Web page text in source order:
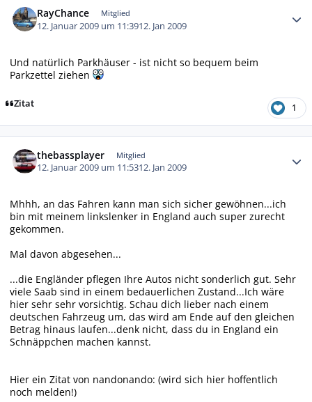
RayChance Mitglied
12. Januar 2009 um 11:3912. Jan 2009
Und natürlich Parkhäuser - ist nicht so bequem beim
Parkzettel ziehen
Zitat 1
thebassplayer Mitglied
12. Januar 2009 um 11:5312. Jan 2009
Mhhh, an das Fahren kann man sich sicher gewöhnen...ich
bin mit meinem linkslenker in England auch super zurecht
gekommen.
Mal davon abgesehen...
...die Engländer pflegen Ihre Autos nicht sonderlich gut. Sehr
viele Saab sind in einem bedauerlichen Zustand...Ich wäre
hier sehr sehr vorsichtig. Schau dich lieber nach einem
deutschen Fahrzeug um, das wird am Ende auf den gleichen
Betrag hinaus laufen...denk nicht, dass du in England ein
Schnäppchen machen kannst.
Hier ein Zitat von nandonando: (wird sich hier hoffentlich
noch melden!)